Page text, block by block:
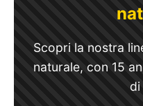
Scopri la nostra
naturale, con 15
di